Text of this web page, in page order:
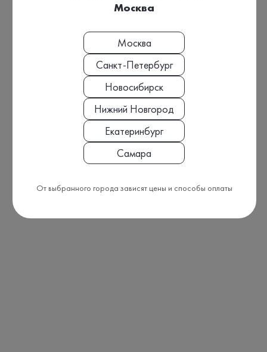
Москва
Москва
Санкт-Петербург
Новосибирск
Нижний Новгород
Екатеринбург
Самара
От выбранного города зависят цены и способы оплаты